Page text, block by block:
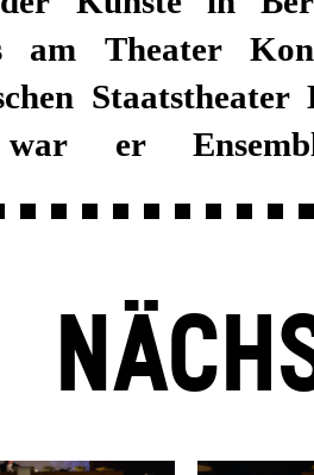
am Theater
Staatstheater
er
19 ist